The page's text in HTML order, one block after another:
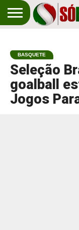
EM
PRIMEIRO
LUGAR!
ESPORTE
BASQUETE
Seleção
goalball
Jogos